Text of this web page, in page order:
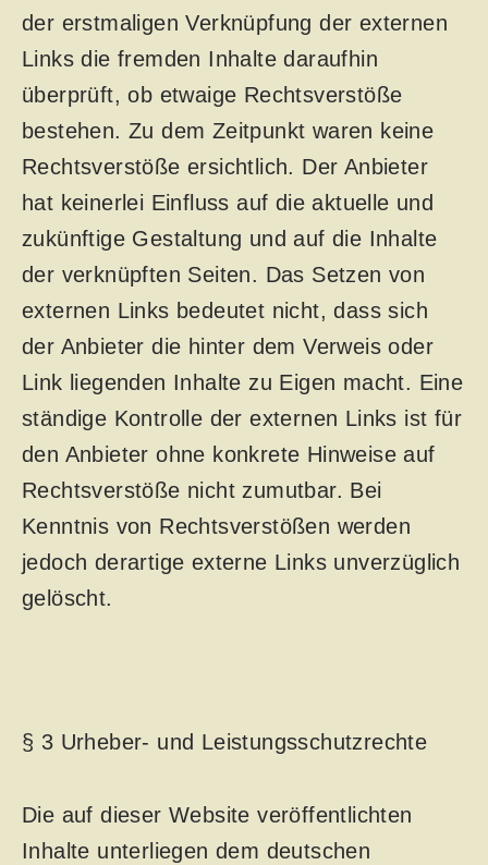
der erstmaligen Verknüpfung der externen
Links die fremden Inhalte daraufhin
überprüft, ob etwaige Rechtsverstöße
bestehen. Zu dem Zeitpunkt waren keine
Rechtsverstöße ersichtlich. Der Anbieter
hat keinerlei Einfluss auf die aktuelle und
zukünftige Gestaltung und auf die Inhalte
der verknüpften Seiten. Das Setzen von
externen Links bedeutet nicht, dass sich
der Anbieter die hinter dem Verweis oder
Link liegenden Inhalte zu Eigen macht. Eine
ständige Kontrolle der externen Links ist für
den Anbieter ohne konkrete Hinweise auf
Rechtsverstöße nicht zumutbar. Bei
Kenntnis von Rechtsverstößen werden
jedoch derartige externe Links unverzüglich
gelöscht.
§ 3 Urheber- und Leistungsschutzrechte
Die auf dieser Website veröffentlichten
Inhalte unterliegen dem deutschen